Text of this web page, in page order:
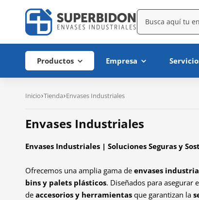
Productos Empresa
Inicio Tienda Envases Industriales
Envases Industriales
Envases Industriales | Soluciones Seguras y
Ofrecemos una amplia gama de envases
bins y palets plásticos. Diseñados para asegurar
de accesorios y herramientas que garantizan la